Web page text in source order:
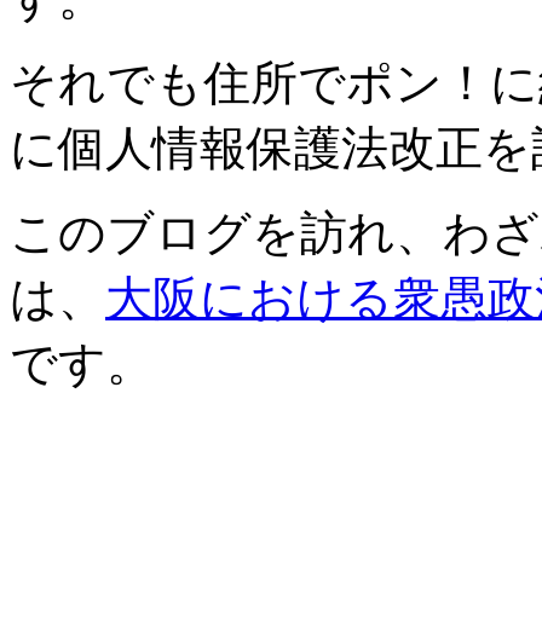
それでも住所でポン！
に個人情報保護法改正
このブログを訪れ、わ
は、 大阪における衆愚
です。